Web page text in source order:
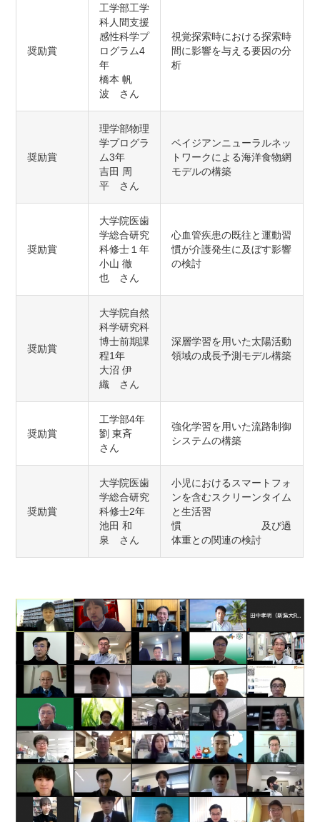
奨励賞
工学部工学
科人間支援
感性科学プ
ログラム4
年
橋本 帆
波 さん
視覚探索時における探索時
間に影響を与える要因の分
析
奨励賞
理学部物理
学プログラ
ム3年
吉田 周
平 さん
ベイジアンニューラルネッ
トワークによる海洋食物網
モデルの構築
奨励賞
大学院医歯
学総合研究
科修士１年
小山 徹
也 さん
心血管疾患の既往と運動習
慣が介護発生に及ぼす影響
の検討
奨励賞
大学院自然
科学研究科
博士前期課
程1年
大沼 伊
織 さん
深層学習を用いた太陽活動
領域の成長予測モデル構築
奨励賞
工学部4年
劉 東斉
さん
強化学習を用いた流路制御
システムの構築
奨励賞
大学院医歯
学総合研究
科修士2年
池田 和
泉 さん
小児におけるスマートフォ
ンを含むスクリーンタイム
と生活習
慣 及び過
体重との関連の検討